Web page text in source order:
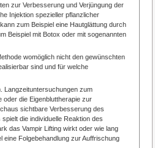
zur Verbesserung und Verjüngung der
Injektion spezieller pflanzlicher
zum Beispiel eine Hautglättung durch
Beispiel mit Botox oder mit sogenannten
womöglich nicht den gewünschten
sind und für welche
Langzeituntersuchungen zum
oder die Eigenbluttherapie zur
sichtbare Verbesserung des
die individuelle Reaktion des
das Vampir Lifting wirkt oder wie lang
Folgebehandlung zur Auffrischung